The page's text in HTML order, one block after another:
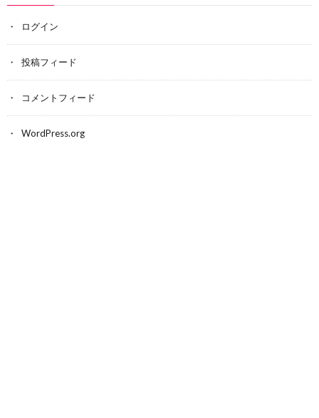
ログイン
投稿フィード
コメントフィード
WordPress.org